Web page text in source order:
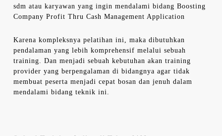
sdm atau karyawan yang ingin mendalami bidang Boosting
Company Profit Thru Cash Management Application
Karena kompleksnya pelatihan ini, maka dibutuhkan
pendalaman yang lebih komprehensif melalui sebuah
training. Dan menjadi sebuah kebutuhan akan training
provider yang berpengalaman di bidangnya agar tidak
membuat peserta menjadi cepat bosan dan jenuh dalam
mendalami bidang teknik ini.